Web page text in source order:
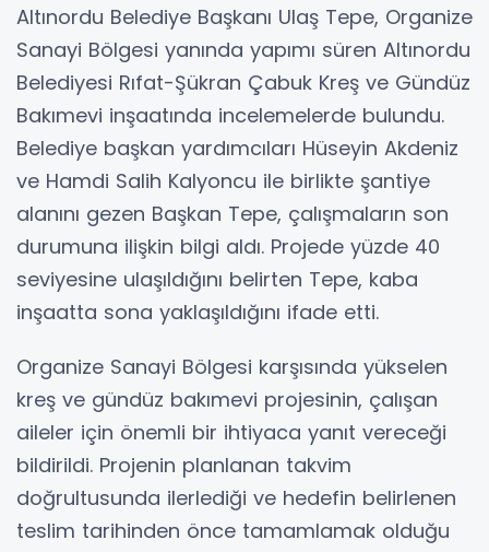
Altınordu Belediye Başkanı Ulaş Tepe, Organize
Sanayi Bölgesi yanında yapımı süren Altınordu
Belediyesi Rıfat-Şükran Çabuk Kreş ve Gündüz
Bakımevi inşaatında incelemelerde bulundu.
Belediye başkan yardımcıları Hüseyin Akdeniz
ve Hamdi Salih Kalyoncu ile birlikte şantiye
alanını gezen Başkan Tepe, çalışmaların son
durumuna ilişkin bilgi aldı. Projede yüzde 40
seviyesine ulaşıldığını belirten Tepe, kaba
inşaatta sona yaklaşıldığını ifade etti.
Organize Sanayi Bölgesi karşısında yükselen
kreş ve gündüz bakımevi projesinin, çalışan
aileler için önemli bir ihtiyaca yanıt vereceği
bildirildi. Projenin planlanan takvim
doğrultusunda ilerlediği ve hedefin belirlenen
teslim tarihinden önce tamamlamak olduğu